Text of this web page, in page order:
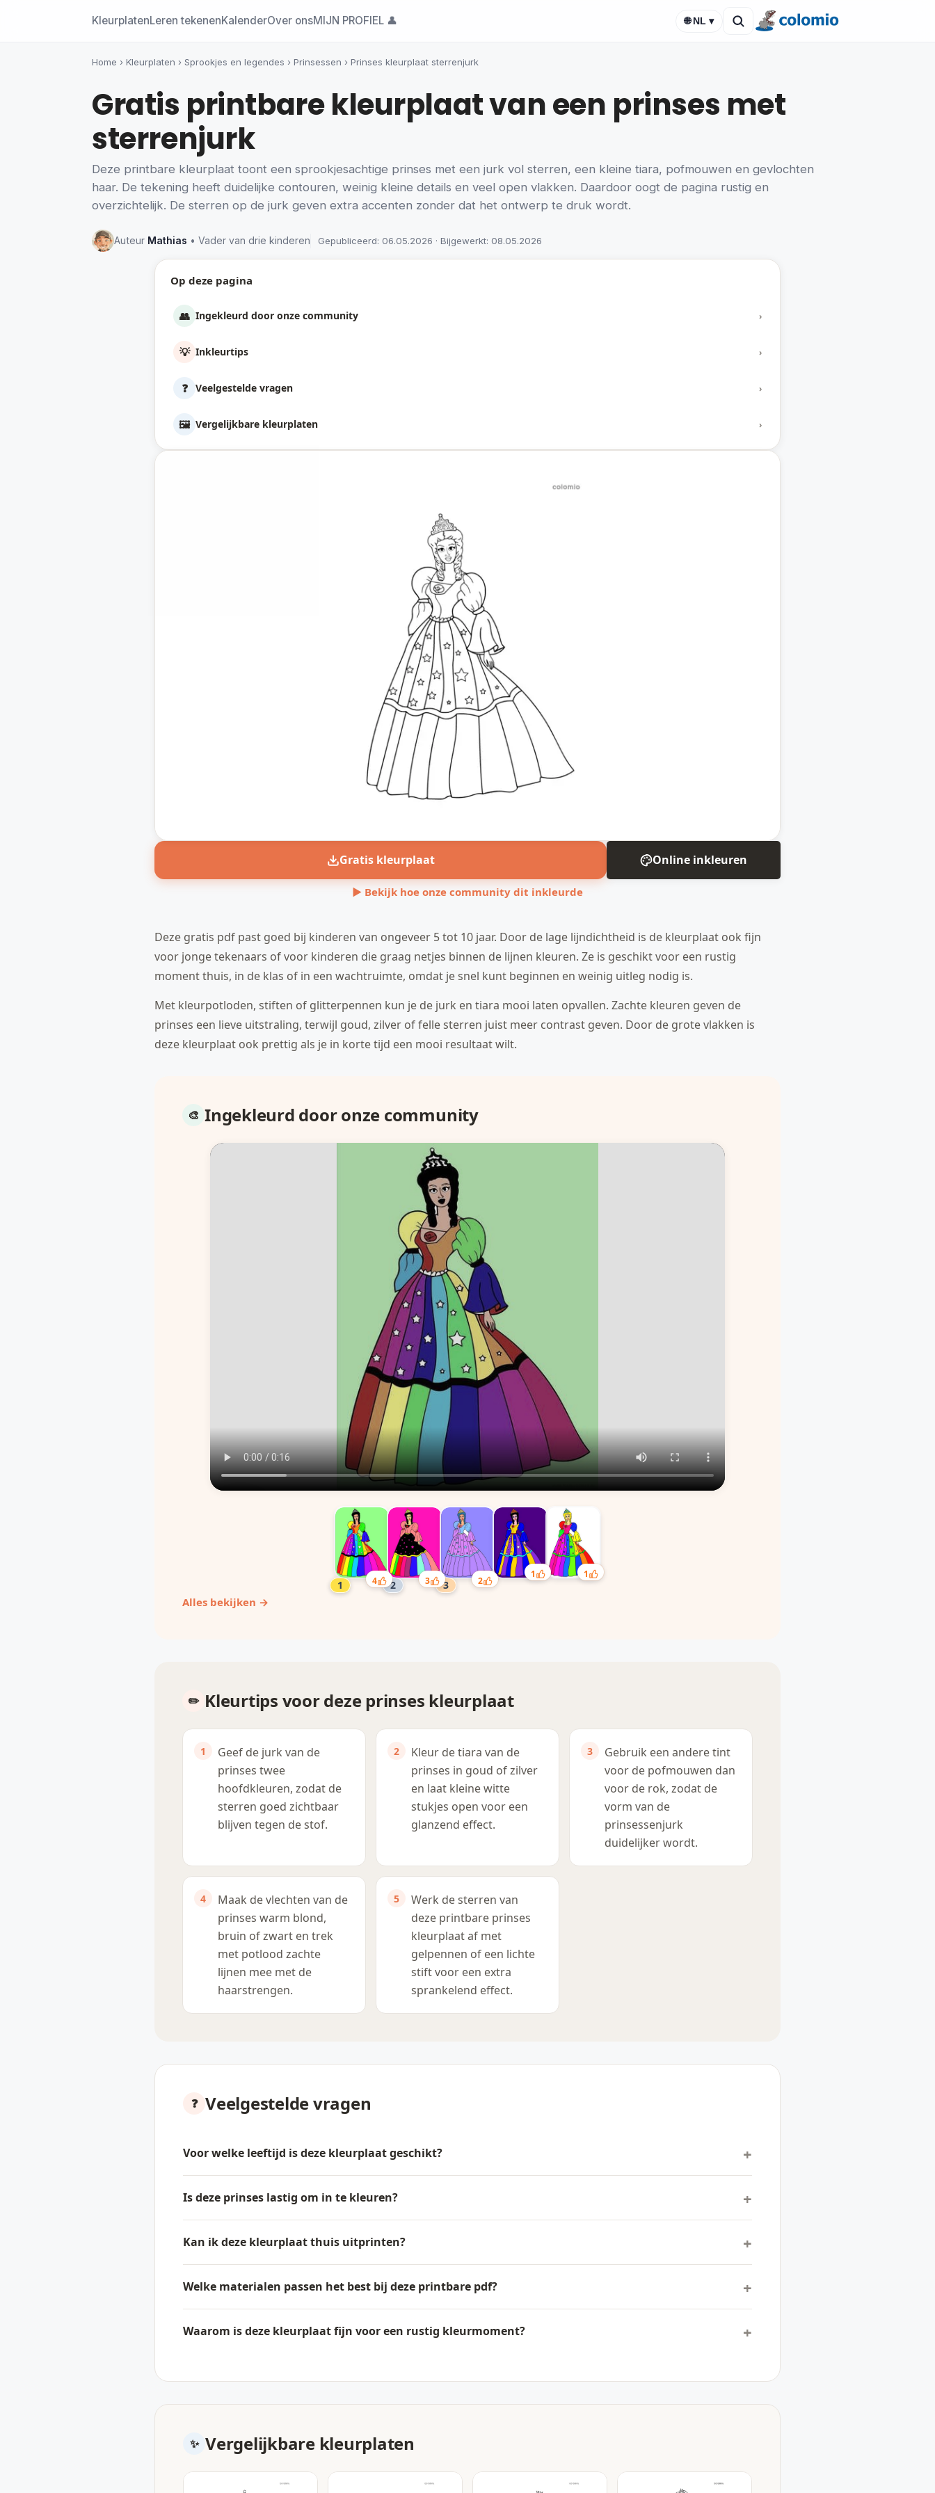
KleurplatenLeren tekenenKalenderOver onsMIJN PROFIEL 👤 🌐 NL ▾
Home › Kleurplaten › Sprookjes en legendes › Prinsessen › Prinses kleurplaat sterrenjurk
Gratis printbare kleurplaat van een prinses met
sterrenjurk
Deze printbare kleurplaat toont een sprookjesachtige prinses met een jurk vol sterren, een kleine tiara, pofmouwen en gevlochten
haar. De tekening heeft duidelijke contouren, weinig kleine details en veel open vlakken. Daardoor oogt de pagina rustig en
overzichtelijk. De sterren op de jurk geven extra accenten zonder dat het ontwerp te druk wordt.
Auteur Mathias • Vader van drie kinderen Gepubliceerd: 06.05.2026 · Bijgewerkt: 08.05.2026
Op deze pagina
👥 Ingekleurd door onze community ›
💡 Inkleurtips ›
❓ Veelgestelde vragen ›
🖼️ Vergelijkbare kleurplaten ›
Gratis kleurplaat Online inkleuren
▶ Bekijk hoe onze community dit inkleurde
Deze gratis pdf past goed bij kinderen van ongeveer 5 tot 10 jaar. Door de lage lijndichtheid is de kleurplaat ook fijn
voor jonge tekenaars of voor kinderen die graag netjes binnen de lijnen kleuren. Ze is geschikt voor een rustig
moment thuis, in de klas of in een wachtruimte, omdat je snel kunt beginnen en weinig uitleg nodig is.
Met kleurpotloden, stiften of glitterpennen kun je de jurk en tiara mooi laten opvallen. Zachte kleuren geven de
prinses een lieve uitstraling, terwijl goud, zilver of felle sterren juist meer contrast geven. Door de grote vlakken is
deze kleurplaat ook prettig als je in korte tijd een mooi resultaat wilt.
Ingekleurd door onze community
4 3 2
1 1
Alles bekijken →
Kleurtips voor deze prinses kleurplaat
Geef de jurk van de
prinses twee
hoofdkleuren, zodat de
sterren goed zichtbaar
blijven tegen de stof.
Kleur de tiara van de
prinses in goud of zilver
en laat kleine witte
stukjes open voor een
glanzend effect.
Gebruik een andere tint
voor de pofmouwen dan
voor de rok, zodat de
vorm van de
prinsessenjurk
duidelijker wordt.
Maak de vlechten van de
prinses warm blond,
bruin of zwart en trek
met potlood zachte
lijnen mee met de
haarstrengen.
Werk de sterren van
deze printbare prinses
kleurplaat af met
gelpennen of een lichte
stift voor een extra
sprankelend effect.
Veelgestelde vragen
Voor welke leeftijd is deze kleurplaat geschikt?
Is deze prinses lastig om in te kleuren?
Kan ik deze kleurplaat thuis uitprinten?
Welke materialen passen het best bij deze printbare pdf?
Waarom is deze kleurplaat fijn voor een rustig kleurmoment?
Vergelijkbare kleurplaten